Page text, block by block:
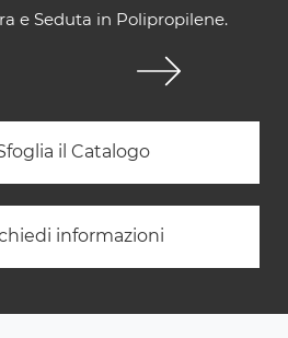
e Seduta in Polipropilene.
il Catalogo
informazioni